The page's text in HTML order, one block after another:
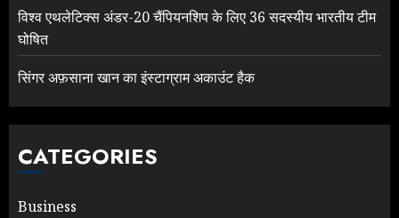
विश्व एथलेटिक्स अंडर-20 चैंपियनशिप के लिए 36 सदस्यीय भारतीय टीम
घोषित
सिंगर अफ़साना खान का इंस्टाग्राम अकाउंट हैक
CATEGORIES
Business